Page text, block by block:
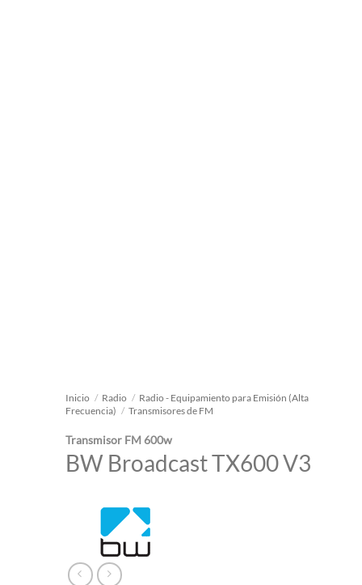
Inicio / Radio / Radio - Equipamiento para Emisión (Alta
Frecuencia) / Transmisores de FM
Transmisor FM 600w
BW Broadcast TX600 V3